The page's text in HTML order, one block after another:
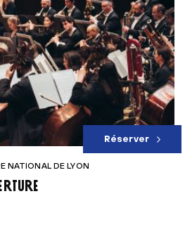
NATIONAL DE LYON
Réserver